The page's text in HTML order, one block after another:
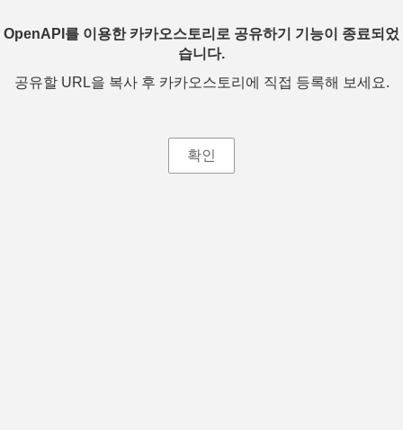
OpenAPI를 이용한 카카오스토리로 공유하기 기능이 종료되었
습니다.
공유할 URL을 복사 후 카카오스토리에 직접 등록해 보세요.
확인